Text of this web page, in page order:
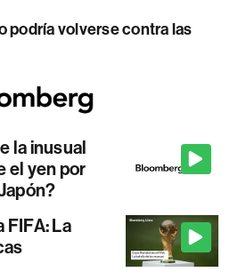
podría volverse contra las
la inusual
el yen por
FIFA: La